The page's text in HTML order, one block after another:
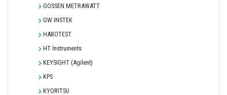
GOSSEN METRAWATT
GW INSTEK
HABOTEST
HT Instruments
KEYSIGHT (Agilent)
KPS
KYORITSU